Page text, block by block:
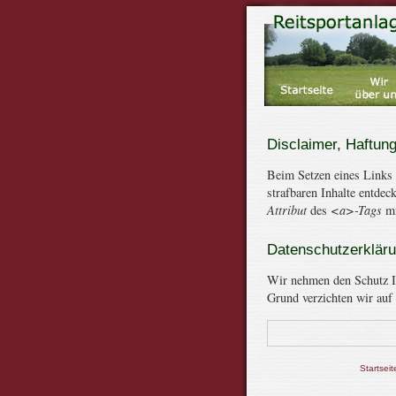
Disclaimer, Haftung
Beim Setzen eines
strafbaren Inhalte
Attribut des <a>-Tags
Wir nehmen den Schutz
Grund verzichten wir